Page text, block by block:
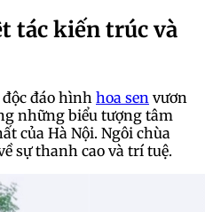
tác kiến trúc và
đáo hình hoa sen vươn
những biểu tượng tâm
của Hà Nội. Ngôi chùa
sự thanh cao và trí tuệ.